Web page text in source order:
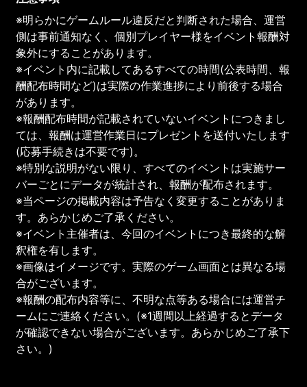
※明らかにゲームルール違反だと判断された場合、運営
側は事前通知なく、個別プレイヤー様をイベント報酬対
象外にすることがあります。
※イベント内に記載してあるすべての時間(公表時間、報
酬配布時間など)は実際の作業進捗により前後する場合
があります。
※報酬配布時間が記載されていないイベントにつきまし
ては、報酬は運営作業日にプレゼントを送付いたします
(応募手続きは不要です)。
※特別な説明がない限り、すべてのイベントは実施サー
バーごとにデータが統計され、報酬が配布されます。
※当ページの掲載内容は予告なく変更することがありま
す。あらかじめご了承ください。
※イベント主催者は、今回のイベントにつき最終的な解
釈権を有します。
※画像はイメージです。実際のゲーム画面とは異なる場
合がございます。
※報酬の配布内容等に、不明な点等ある場合には運営チ
ームにご連絡ください。(※1週間以上経過するとデータ
が確認できない場合がございます。あらかじめご了承下
さい。)